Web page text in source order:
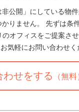
公開」にしている物件
りません。 先ずは条
オフィスをご提案させ
気軽にお問い合わせく
わせをする （無料